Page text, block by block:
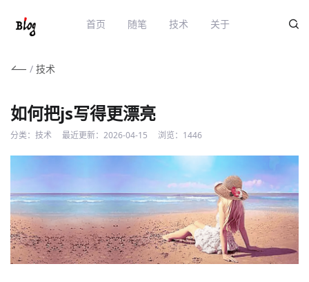
首页 随笔 技术 关于
/ 技术
如何把js写得更漂亮
分类： 技术 最近更新： 2026-04-15 浏览： 1446